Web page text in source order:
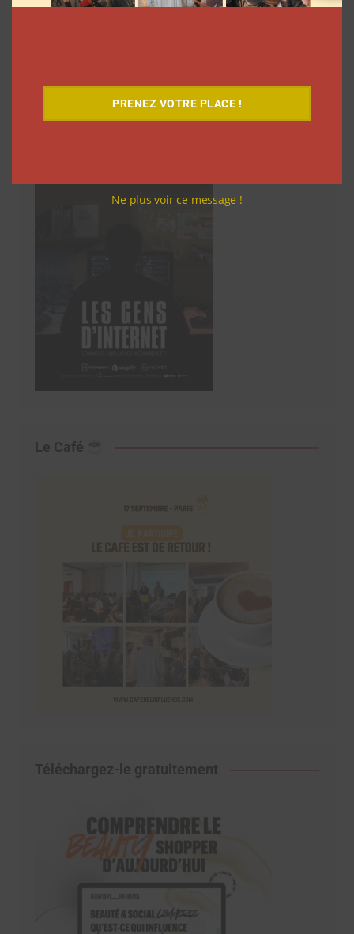
Découvrez notre documentaire
Le Café
Téléchargez-le gratuitement
PRENEZ VOTRE PLACE !
Ne plus voir ce message !